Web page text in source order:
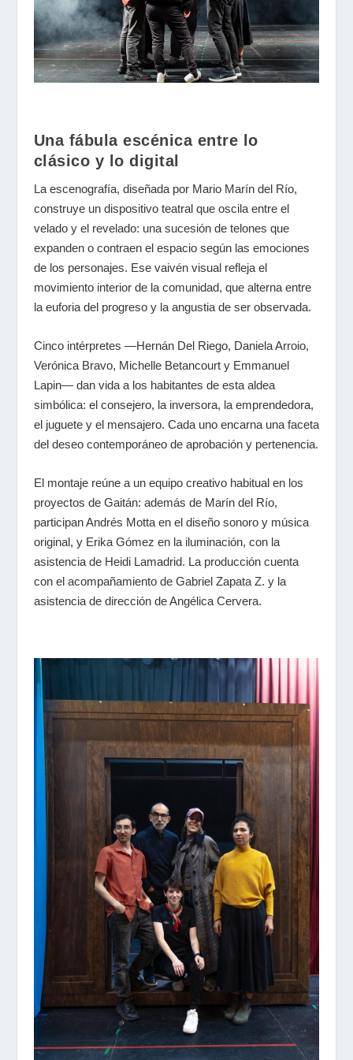
Una fábula escénica entre lo
clásico y lo digital
La escenografía, diseñada por Mario Marín del Río,
construye un dispositivo teatral que oscila entre el
velado y el revelado: una sucesión de telones que
expanden o contraen el espacio según las emociones
de los personajes. Ese vaivén visual refleja el
movimiento interior de la comunidad, que alterna entre
la euforia del progreso y la angustia de ser observada.
Cinco intérpretes —Hernán Del Riego, Daniela Arroio,
Verónica Bravo, Michelle Betancourt y Emmanuel
Lapin— dan vida a los habitantes de esta aldea
simbólica: el consejero, la inversora, la emprendedora,
el juguete y el mensajero. Cada uno encarna una faceta
del deseo contemporáneo de aprobación y pertenencia.
El montaje reúne a un equipo creativo habitual en los
proyectos de Gaitán: además de Marín del Río,
participan Andrés Motta en el diseño sonoro y música
original, y Erika Gómez en la iluminación, con la
asistencia de Heidi Lamadrid. La producción cuenta
con el acompañamiento de Gabriel Zapata Z. y la
asistencia de dirección de Angélica Cervera.